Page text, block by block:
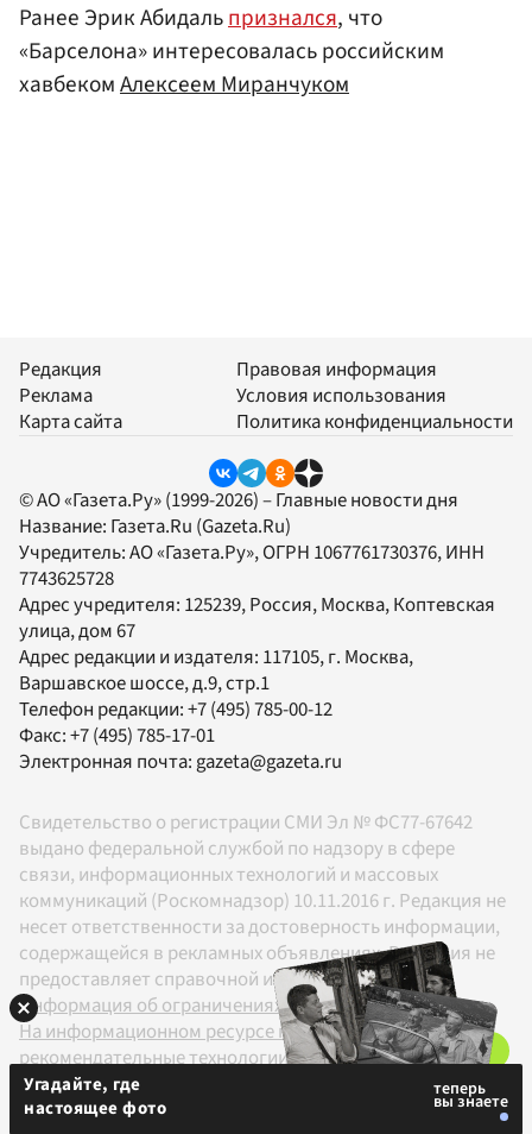
Ранее Эрик Абидальпризнался, что
«Барселона» интересовалась российским
хавбекомАлексеем Миранчуком
Редакция
Реклама
Карта сайта
Правовая информация
Условия использования
Политика конфиденциальности
© АО «Газета.Ру» (1999-2026) – Главные новости дня
Название: Газета.Ru (Gazeta.Ru)
Учредитель:АО «Газета.Ру», ОГРН 1067761730376, ИНН
7743625728
Адрес учредителя: 125239, Россия, Москва, Коптевская
улица, дом 67
Адрес редакции и издателя: 117105, г. Москва,
Варшавское шоссе, д.9, стр.1
Телефон редакции:+7 (495) 785-00-12
Факс:+7 (495) 785-17-01
Электронная почта: gazeta@gazeta.ru
Свидетельство о регистрации СМИ Эл № ФС77-67642
выдано федеральной службой по надзору в сфере
связи, информационных технологий и массовых
коммуникаций (Роскомнадзор) 10.11.2016 г. Редакция не
несет ответственности за достоверность информации,
содержащейся в рекламных объявлениях. Редакция не
предоставляет справочной информации.
Информация об ограничениях
На информационном ресурсе применяются
рекомендательные технологии в соответствии с
Правилами
Угадайте, где
настоящее фото